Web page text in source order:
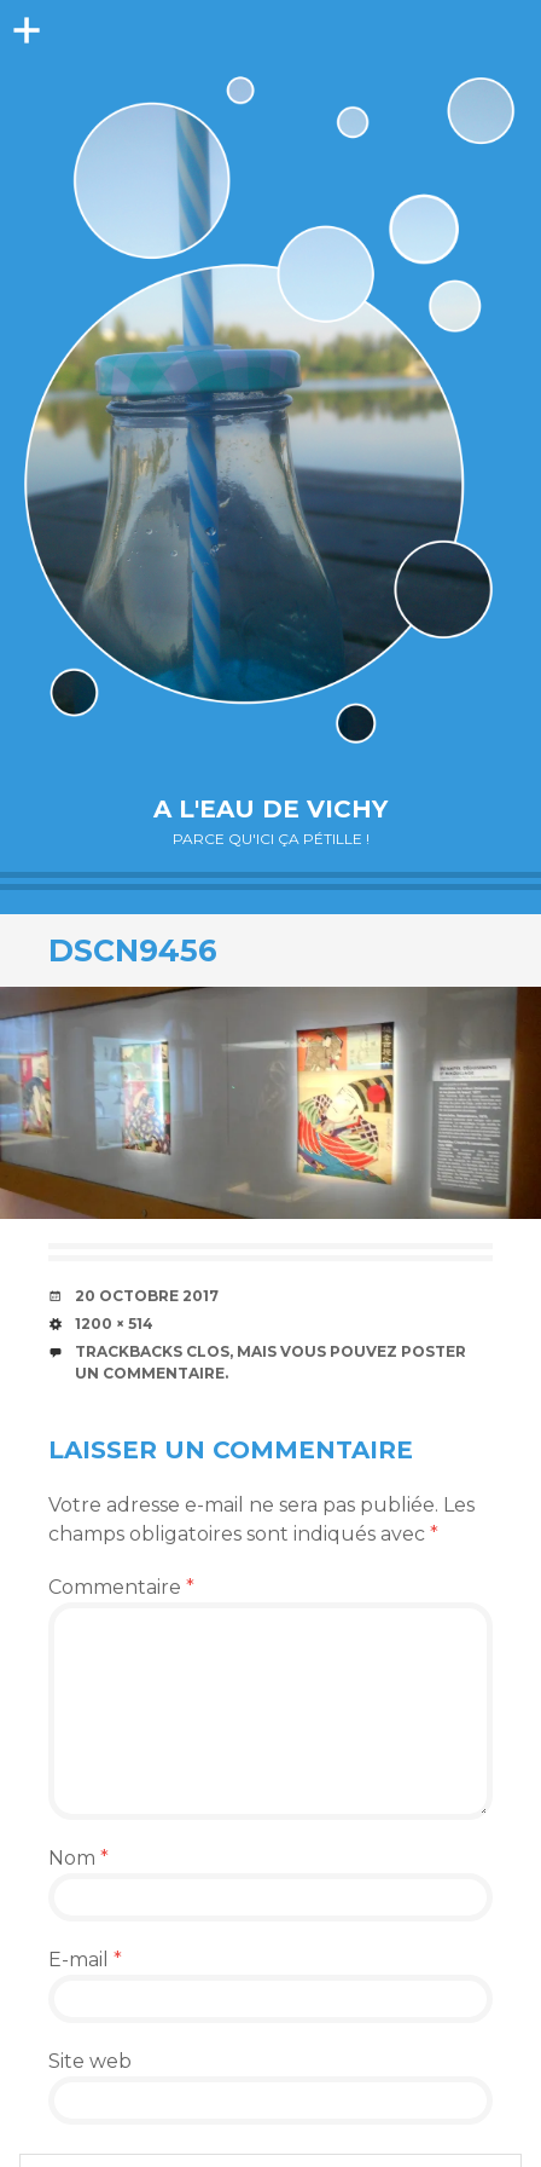
A L'EAU DE VICHY
PARCE QU'ICI ÇA PÉTILLE !
DSCN9456
DATE
20 OCTOBRE 2017
TAILLE
1200 × 514
TRACKBACKS CLOS, MAIS VOUS POUVEZ POSTER
UN COMMENTAIRE.
LAISSER UN COMMENTAIRE
Votre adresse e-mail ne sera pas publiée. Les
champs obligatoires sont indiqués avec *
Commentaire *
Nom *
E-mail *
Site web